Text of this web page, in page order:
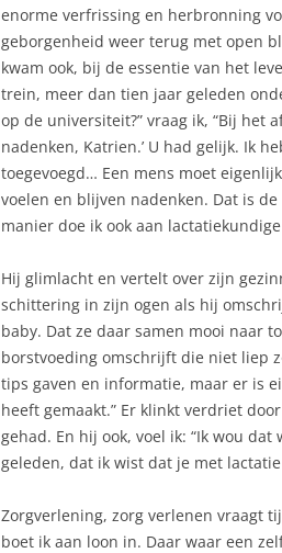
TWEELING
VASTE VOEDING
VOEDING VAN MAMA
ZWANGERSCHAP
enorme verfrissing en herbronning
geborgenheid weer terug met open
kwam ook, bij de essentie van het
trein, meer dan tien jaar geleden
op de universiteit?” vraag ik, “Bij het
nadenken, Katrien.’ U had gelijk. Ik
toegevoegd… Een mens moet
voelen en blijven nadenken. Dat is
manier doe ik ook aan
Hij glimlacht en vertelt over zijn
schittering in zijn ogen als hij
baby. Dat ze daar samen mooi naar
borstvoeding omschrijft die niet liep
tips gaven en informatie, maar er is
heeft gemaakt.” Er klinkt verdriet
gehad. En hij ook, voel ik: “Ik wou
geleden, dat ik wist dat je met
Zorgverlening, zorg verlenen vraagt
boet ik aan loon in. Daar waar een